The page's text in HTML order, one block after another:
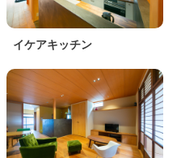
イケアキッチン